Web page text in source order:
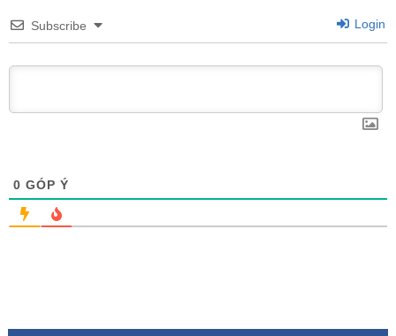
Subscribe Login
0 GÓP Ý